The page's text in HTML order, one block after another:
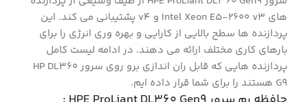
های Intel Xeon E5-2600 v3 و v4 پشتیبانی می کند. این
پردازنده ها سطح بالایی از کارایی و بهره وری انرژی را برای
بارهای کاری مختلف ارائه می دهند. در ادامه لیست کامل
پردازنده هایی که قابل ران اندازی برو روی سرور HP DL360
G9 هستند را برای شما قرار داده ایم.